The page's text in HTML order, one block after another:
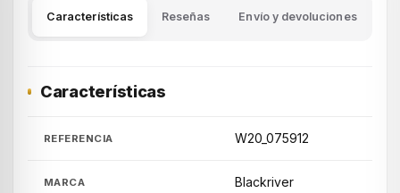
Características Reseñas Envío y devoluciones
Características
REFERENCIA W20_075912
MARCA Blackriver